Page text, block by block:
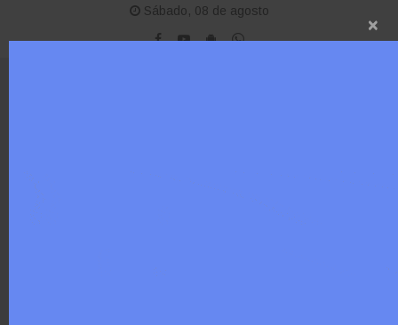
Sábado, 08 de agosto
×